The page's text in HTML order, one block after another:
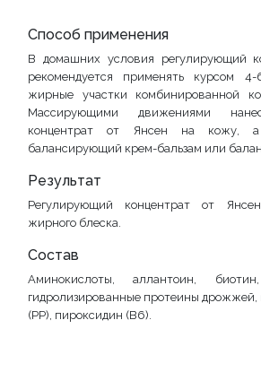
Способ применения
В домашних условия регулирующий
рекомендуется применять курсом
жирные участки комбинированной
Массирующими движениями
концентрат от Янсен на кожу, а
балансирующий крем-бальзам или
Результат
Регулирующий концентрат от
жирного блеска.
Состав
Аминокислоты, аллантоин,
гидролизированные протеины дрожжей,
(РР), пироксидин (В6).